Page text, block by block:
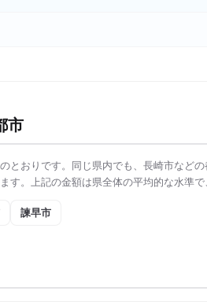
市
とおりです。同じ県内でも、 長崎市など
す。上記の金額は県全体の平均的な水準
諫早市